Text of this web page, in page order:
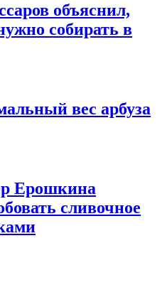
объяснил,
собирать в
вес арбуза
Ерошкина
сливочное